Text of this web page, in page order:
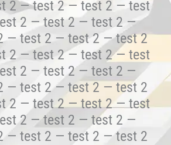
2 — test 2 — test 2 — test
2 — test 2 — test 2 —
— test 2 — test 2 — test 2
2 — test 2 — test 2 — test
2 — test 2 — test 2 —
— test 2 — test 2 — test 2
2 — test 2 — test 2 — test
2 — test 2 — test 2 —
— test 2 — test 2 — test 2